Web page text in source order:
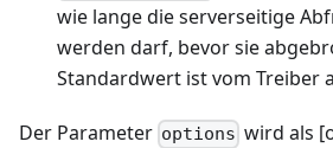
wie lange die serverseitige
werden darf, bevor sie
Standardwert ist vom Treiber
Der Parameter options wird als